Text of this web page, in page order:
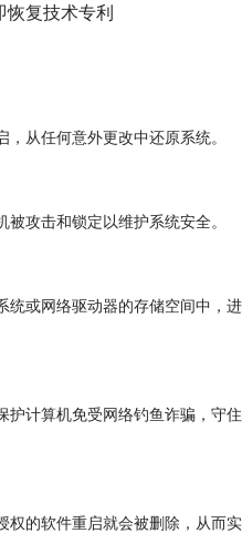
恢复技术专利
从任何意外更改中还原系统。
攻击和锁定以维护系统安全。
统或网络驱动器的存储空间中，进
护计算机免受网络钓鱼诈骗，守住
权的软件重启就会被删除，从而实